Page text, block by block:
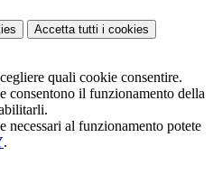
Accetta tutti i cookies
quali cookie consentire.
consentono il funzionamento della
necessari al funzionamento potete
.